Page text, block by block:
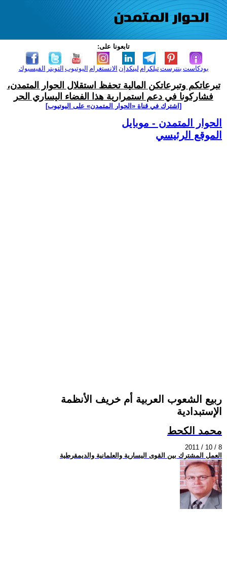
تابعونا على:
الفيسبوك التويتر اليوتيوب الانستغرام لينكدإن تيلكرامبنترست بودكاست
تبرعاتكم وتبرعاتكن المالية تحفظ استقلال الحوار المتمدن،
فشاركونا في دعم استمرارية هذا الفضاء اليساري الحر
[اشترك في قناة ‫«الحوار المتمدن» على اليوتيوب]
الحوار المتمدن - موبايل
الموقع الرئيسي
ربيع الشعوب العربية أم خريف الأنظمة
الإستبدادية
محمد الكحط
2011 / 10 / 8
العمل المشترك بين القوى اليسارية والعلمانية والديمقرطية